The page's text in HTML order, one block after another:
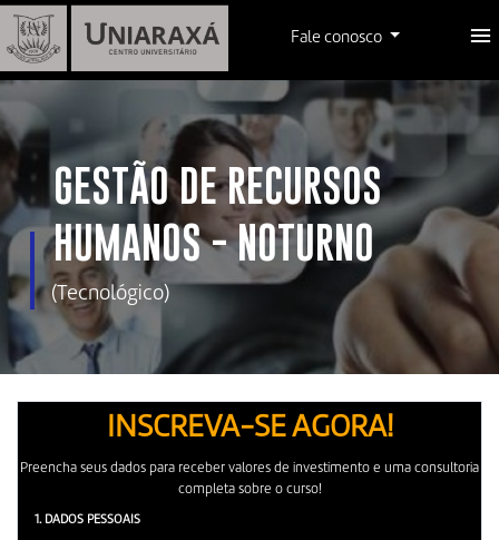
Fale conosco
GESTÃO DE RECURSOS
HUMANOS - NOTURNO
(Tecnológico)
INSCREVA-SE AGORA!
Preencha seus dados para receber valores de investimento e uma consultoria
completa sobre o curso!
1. DADOS PESSOAIS